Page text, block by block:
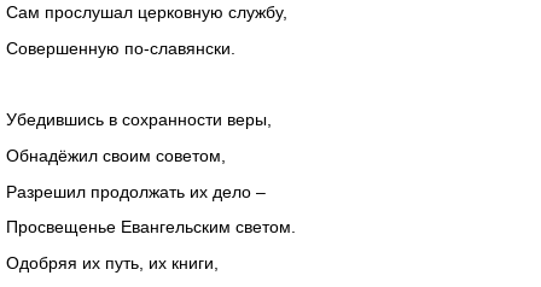
Сам прослушал церковную службу,
Совершенную по-славянски.
Убедившись в сохранности веры,
Обнадёжил своим советом,
Разрешил продолжать их дело –
Просвещенье Евангельским светом.
Одобряя их путь, их книги,